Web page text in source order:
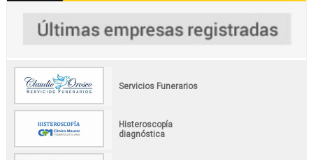
Servicios Funerarios
Histeroscopía
diagnóstica